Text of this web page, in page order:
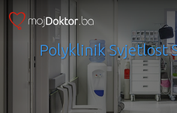
Polyklinik Svjetlost